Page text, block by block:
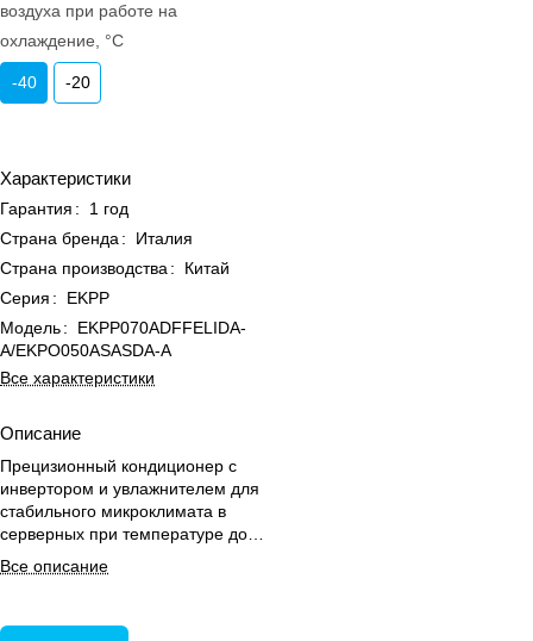
воздуха при работе на
охлаждение, °C
-40 -20
Характеристики
Гарантия :
1 год
Страна бренда :
Италия
Страна производства :
Китай
Серия :
EKPP
Модель:
EKPP070ADFFELIDA-
A/EKPO050ASASDA-A
Все характеристики
Описание
Прецизионный кондиционер с
инвертором и увлажнителем для
стабильного микроклимата в
серверных при температуре до
-40 °C.
Все описание